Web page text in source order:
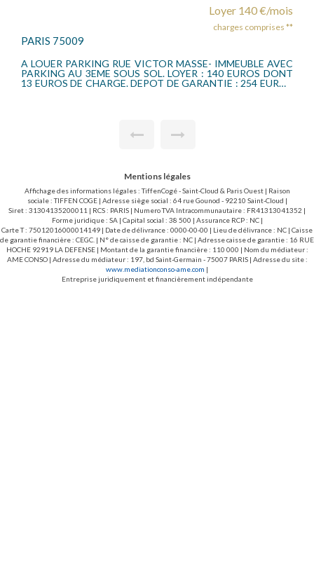
Loyer 140 €/mois
charges comprises **
PARIS 75009
A LOUER PARKING RUE VICTOR MASSE- IMMEUBLE AVEC
PARKING AU 3EME SOUS SOL. LOYER : 140 EUROS DONT
13 EUROS DE CHARGE. DEPOT DE GARANTIE : 254 EUROS
Mentions légales
Affichage des informations légales : TiffenCogé - Saint-Cloud & Paris Ouest | Raison
sociale : TIFFEN COGE | Adresse siège social : 64 rue Gounod - 92210 Saint-Cloud |
Siret : 31304135200011 | RCS : PARIS | Numero TVA Intracommunautaire : FR41313041352 |
Forme juridique : SA | Capital social : 38 500 | Assurance RCP : NC |
Carte T : 75012016000014149 | Date de délivrance : 0000-00-00 | Lieu de délivrance : NC | Caisse
de garantie financière : CEGC. | N° de caisse de garantie : NC | Adresse caisse de garantie : 16 RUE
HOCHE 92919 LA DEFENSE | Montant de la garantie financière : 110 000 | Nom du médiateur :
AME CONSO | Adresse du médiateur : 197, bd Saint-Germain - 75007 PARIS | Adresse du site :
www.mediationconso-ame.com |
Entreprise juridiquement et financièrement indépendante